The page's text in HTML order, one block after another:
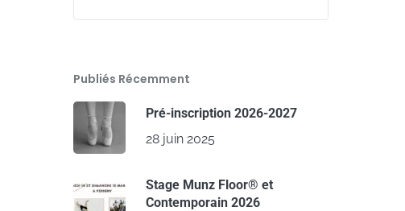
Publiés Récemment
Pré-inscription 2026-2027
28 juin 2025
Stage Munz Floor® et
Contemporain 2026